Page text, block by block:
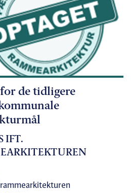
for de tidligere
IFT.
rammearkitekturen